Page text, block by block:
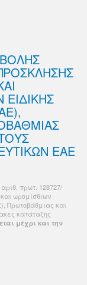
ΕΑΕ
πρωτ. 128727/
ωρομίσθιων
Πρωτοβάθμιας και
κατάταξης
μέχρι και την